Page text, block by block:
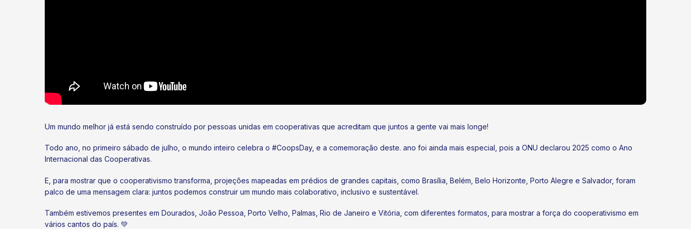
Um mundo melhor já está sendo construído por pessoas unidas em cooperativas que acreditam que juntos a gente vai mais longe!
Todo ano, no primeiro sábado de julho, o mundo inteiro celebra o #CoopsDay, e a comemoração deste. ano foi ainda mais especial, pois a ONU declarou 2025 como o Ano
Internacional das Cooperativas.
E, para mostrar que o cooperativismo transforma, projeções mapeadas em prédios de grandes capitais, como Brasília, Belém, Belo Horizonte, Porto Alegre e Salvador, foram
palco de uma mensagem clara: juntos podemos construir um mundo mais colaborativo, inclusivo e sustentável.
Também estivemos presentes em Dourados, João Pessoa, Porto Velho, Palmas, Rio de Janeiro e Vitória, com diferentes formatos, para mostrar a força do cooperativismo em
vários cantos do país. 💚